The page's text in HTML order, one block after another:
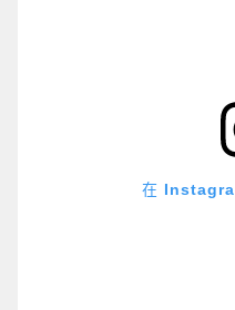
在